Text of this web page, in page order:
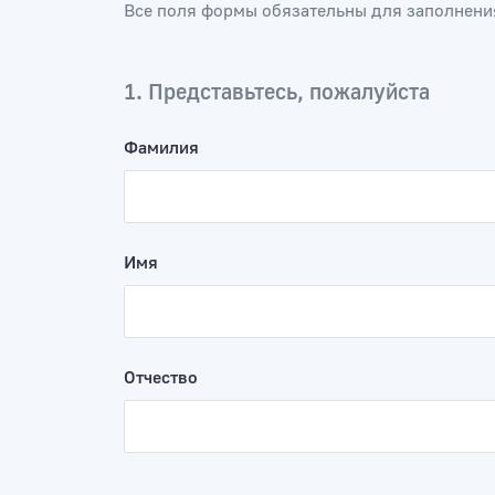
ребенка в
Все поля формы обязательны для
1. Представьтесь, пожалуйста
Фамилия
Имя
Отчество